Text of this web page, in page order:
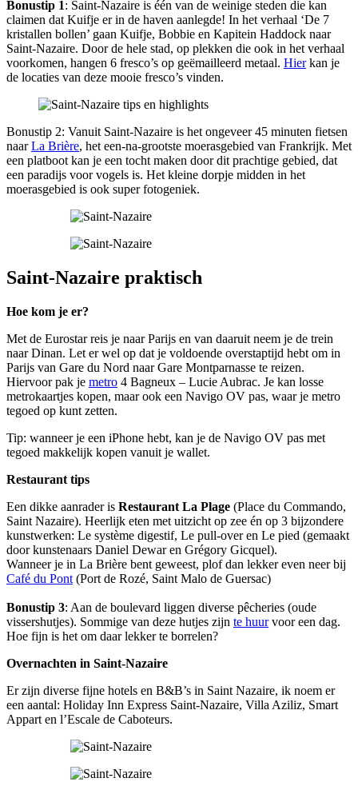
Bonustip 1: Saint-Nazaire is één van de weinige steden die kan
claimen dat Kuifje er in de haven aanlegde! In het verhaal ‘De 7
kristallen bollen’ gaan Kuifje, Bobbie en Kapitein Haddock naar
Saint-Nazaire. Door de hele stad, op plekken die ook in het verhaal
voorkomen, hangen 6 fresco’s op geëmailleerd metaal. Hierkan je
de locaties van deze mooie fresco’s vinden.
Bonustip 2: Vanuit Saint-Nazaire is het ongeveer 45 minuten fietsen
naarLa Brière, het een-na-grootste moerasgebied van Frankrijk. Met
een platboot kan je een tocht maken door dit prachtige gebied, dat
een paradijs voor vogels is. Het kleine dorpje midden in het
moerasgebied is ook super fotogeniek.
Saint-Nazaire praktisch
Hoe kom je er?
Met de Eurostar reis je naar Parijs en van daaruit neem je de trein
naar Dinan. Let er wel op dat je voldoende overstaptijd hebt om in
Parijs van Gare du Nord naar Gare Montparnasse te reizen.
Hiervoor pak je metro 4 Bagneux – Lucie Aubrac. Je kan losse
metrokaartjes kopen, maar ook een Navigo OV pas, waar je metro
tegoed op kunt zetten.
Tip: wanneer je een iPhone hebt, kan je de Navigo OV pas met
tegoed makkelijk kopen vanuit je wallet.
Restaurant tips
Een dikke aanrader is Restaurant La Plage (Place du Commando,
Saint Nazaire). Heerlijk eten met uitzicht op zee én op 3 bijzondere
kunstwerken: Le système digestif, Le pull-over en Le pied (gemaakt
door kunstenaars Daniel Dewar en Grégory Gicquel).
Wanneer je in La Brière bent geweest, plof dan lekker even neer bij
Café du Pont (Port de Rozé, Saint Malo de Guersac)
Bonustip 3: Aan de boulevard liggen diverse pêcheries (oude
vissershutjes). Sommige van deze hutjes zijn te huurvoor een dag.
Hoe fijn is het om daar lekker te borrelen?
Overnachten in Saint-Nazaire
Er zijn diverse fijne hotels en B&B’s in Saint Nazaire, ik noem er
een aantal: Holiday Inn Express Saint-Nazaire, Villa Aziliz, Smart
Appart en l’Escale de Caboteurs.